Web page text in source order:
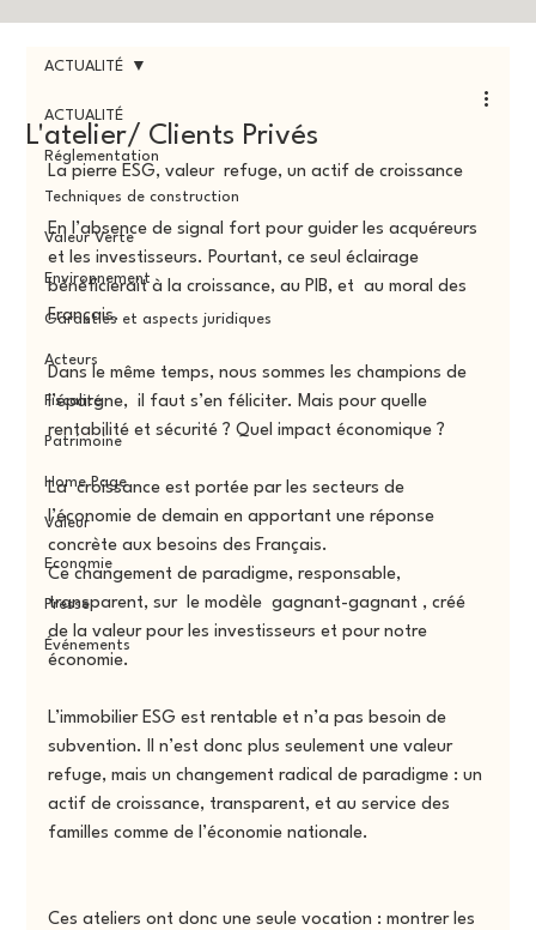
ACTUALITÉ
Réglementation
Techniques de construction
Valeur Verte
Environnement
Garanties et aspects juridiques
Acteurs
Fiscalité
Patrimoine
Home Page
Valeur
Economie
Presse
Événements
ACTUALITÉ
L'atelier/ Clients Privés
La pierre ESG, valeur  refuge, un actif de croissance
En l’absence de signal fort pour guider les acquéreurs
et les investisseurs. Pourtant, ce seul éclairage
bénéficierait à la croissance, au PIB, et  au moral des
Français.
Dans le même temps, nous sommes les champions de
l’épargne,  il faut s’en féliciter. Mais pour quelle
rentabilité et sécurité ? Quel impact économique ?
La  croissance est portée par les secteurs de
l’économie de demain en apportant une réponse
concrète aux besoins des Français.
Ce changement de paradigme, responsable,
transparent, sur  le modèle  gagnant-gagnant , créé
de la valeur pour les investisseurs et pour notre
économie.
L’immobilier ESG est rentable et n’a pas besoin de
subvention. Il n’est donc plus seulement une valeur
refuge, mais un changement radical de paradigme : un
actif de croissance, transparent, et au service des
familles comme de l’économie nationale.
Ces ateliers ont donc une seule vocation : montrer les